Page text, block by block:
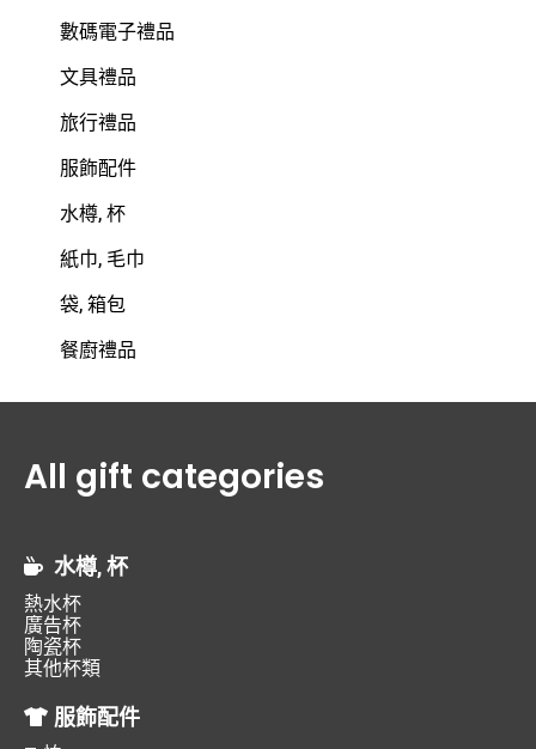
數碼電子禮品
文具禮品
旅行禮品
服飾配件
水樽, 杯
紙巾, 毛巾
袋, 箱包
餐廚禮品
All gift categories
水樽, 杯
熱水杯
廣告杯
陶瓷杯
其他杯類
服飾配件